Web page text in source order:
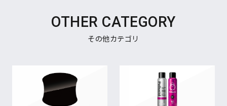
OTHER CATEGORY
その他カテゴリ